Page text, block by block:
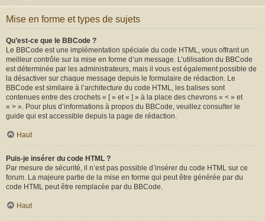
Mise en forme et types de sujets
Qu’est-ce que le BBCode ?
Le BBCode est une implémentation spéciale du code HTML, vous offrant un
meilleur contrôle sur la mise en forme d’un message. L’utilisation du BBCode
est déterminée par les administrateurs, mais il vous est également possible de
la désactiver sur chaque message depuis le formulaire de rédaction. Le
BBCode est similaire à l’architecture du code HTML, les balises sont
contenues entre des crochets « [ » et « ] » à la place des chevrons « < » et
« > ». Pour plus d’informations à propos du BBCode, veuillez consulter le
guide qui est accessible depuis la page de rédaction.
Haut
Puis-je insérer du code HTML ?
Par mesure de sécurité, il n’est pas possible d’insérer du code HTML sur ce
forum. La majeure partie de la mise en forme qui peut être générée par du
code HTML peut être remplacée par du BBCode.
Haut